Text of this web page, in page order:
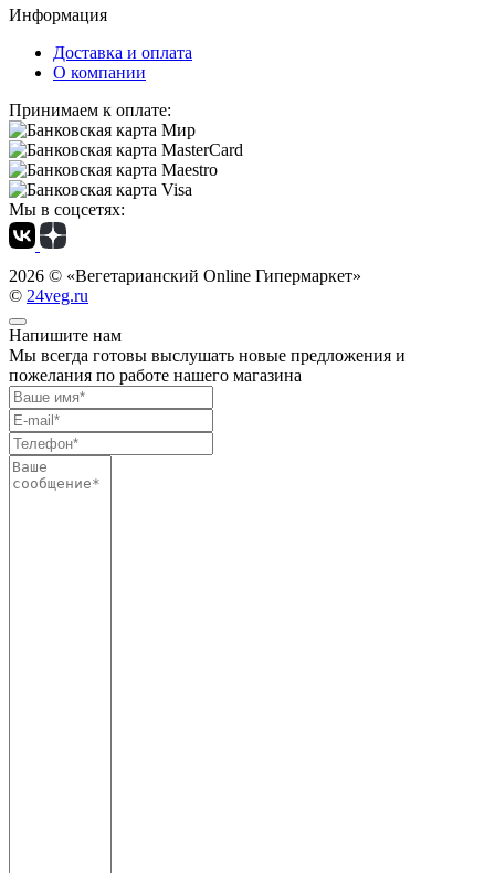
Информация
Доставка и оплата
О компании
Принимаем к оплате:
Мы в соцсетях:
2026 © «Вегетарианский Online Гипермаркет»
© 24veg.ru
Напишите нам
Мы всегда готовы выслушать новые предложения и
пожелания по работе нашего магазина